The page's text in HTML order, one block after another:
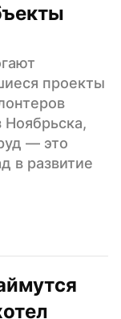
проекты
Ноябрьска,
— это
в развитие